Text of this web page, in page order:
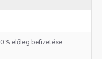
% előleg befizetése